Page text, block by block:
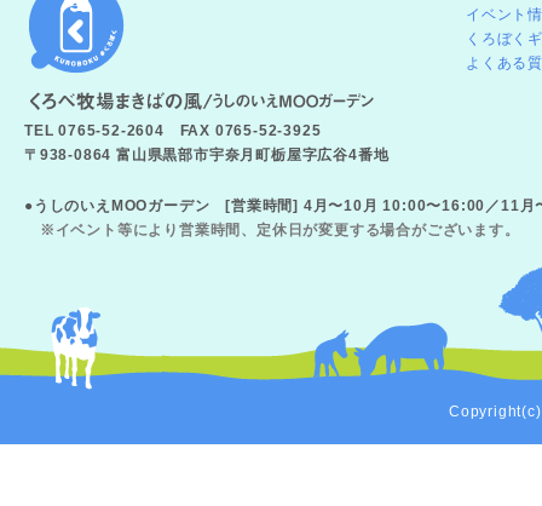
TEL 0765-52-2604 FAX 0765-52-3925
〒938-0864 富山県黒部市宇奈月町栃屋字広谷4番地
イベント
くろぼく
よくある
●うしのいえMOOガーデン [営業時間] 4月〜10月 10:00〜16:00／11
※イベント等により営業時間、定休日が変更する場合がございます。